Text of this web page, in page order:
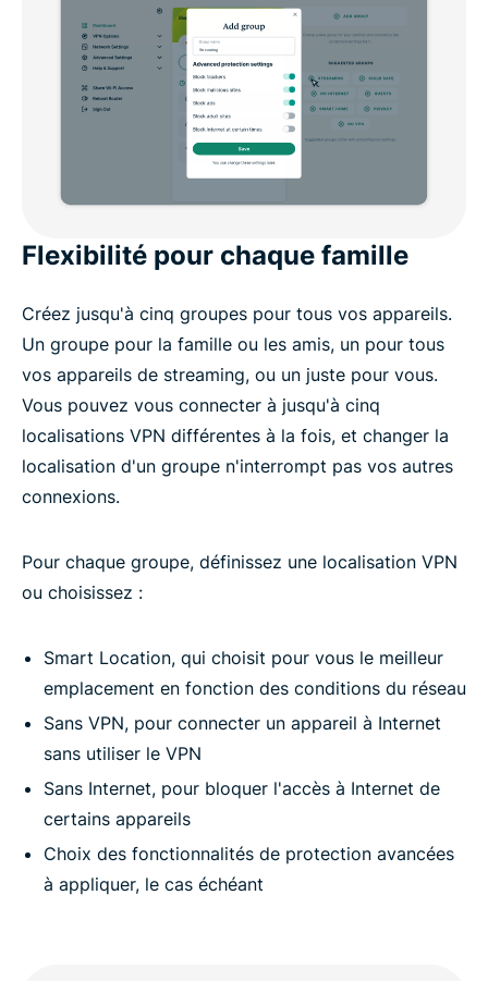
Flexibilité pour chaque famille
Créez jusqu'à cinq groupes pour tous vos appareils.
Un groupe pour la famille ou les amis, un pour tous
vos appareils de streaming, ou un juste pour vous.
Vous pouvez vous connecter à jusqu'à cinq
localisations VPN différentes à la fois, et changer la
localisation d'un groupe n'interrompt pas vos autres
connexions.
Pour chaque groupe, définissez une localisation VPN
ou choisissez :
Smart Location, qui choisit pour vous le meilleur
emplacement en fonction des conditions du réseau
Sans VPN, pour connecter un appareil à Internet
sans utiliser le VPN
Sans Internet, pour bloquer l'accès à Internet de
certains appareils
Choix des fonctionnalités de protection avancées
à appliquer, le cas échéant